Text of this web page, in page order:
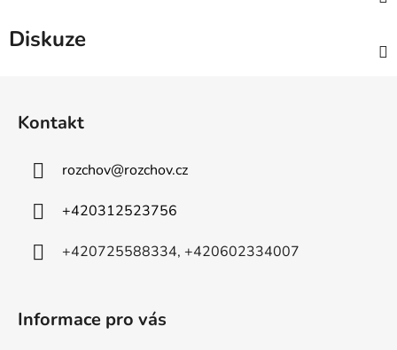
Diskuze
Kontakt
rozchov@rozchov.cz
+420312523756
+420725588334, +420602334007
Informace pro vás